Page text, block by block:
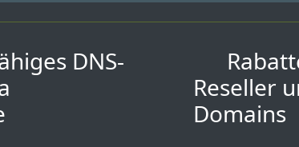
DNS-
Reseller
Domains